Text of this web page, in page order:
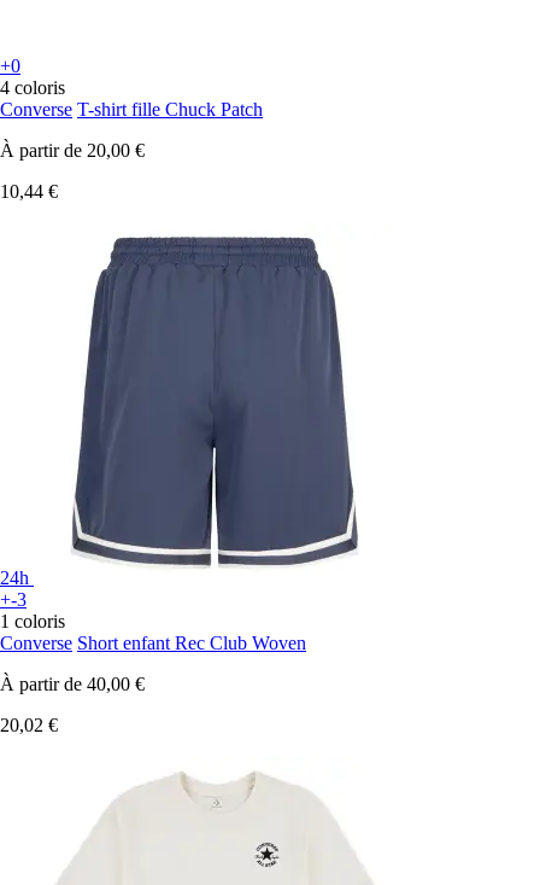
+0
4 coloris
Converse T-shirt fille Chuck Patch
À partir de 20,00 €
10,44 €
24h
+-3
1 coloris
Converse Short enfant Rec Club Woven
À partir de 40,00 €
20,02 €